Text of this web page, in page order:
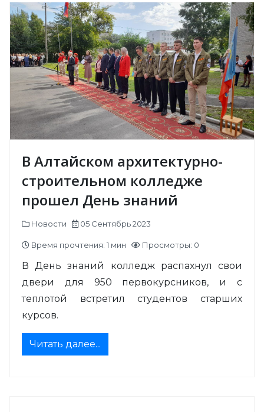
В Алтайском архитектурно-
строительном колледже
прошел День знаний
Новости 05 Сентябрь 2023
Время прочтения: 1 мин Просмотры: 0
В День знаний колледж распахнул свои
двери для 950 первокурсников, и с
теплотой встретил студентов старших
курсов.
Читать далее...